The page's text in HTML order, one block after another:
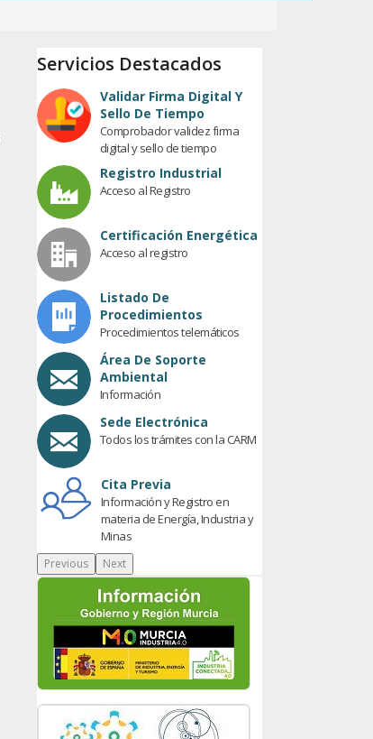
Servicios Destacados
Validar Firma Digital Y
Sello De Tiempo
Comprobador validez firma
digital y sello de tiempo
Registro Industrial
Acceso al Registro
Certificación Energética
Acceso al registro
Listado De
Procedimientos
Procedimientos telemáticos
Área De Soporte
Ambiental
Información
Sede Electrónica
Todos los trámites con la CARM
Cita Previa
Información y Registro en
materia de Energía, Industria y
Minas
Previous Next